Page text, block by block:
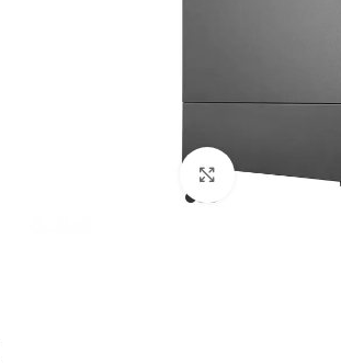
Click to enlarge